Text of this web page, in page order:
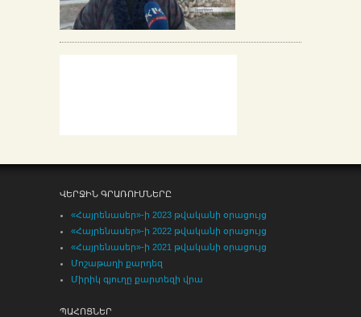
ՎԵՐՋԻՆ ԳՐԱՌՈՒՄՆԵՐԸ
«Հայրենասեր»-ի 2023 թվականի օրացույց
«Հայրենասեր»-ի 2022 թվականի օրացույց
«Հայրենասեր»-ի 2021 թվականի օրացույց
Մոշաթաղի քարդեզ
Միրիկ գյուղը քարտեզի վրա
ՊԱՀՈՑՆԵՐ